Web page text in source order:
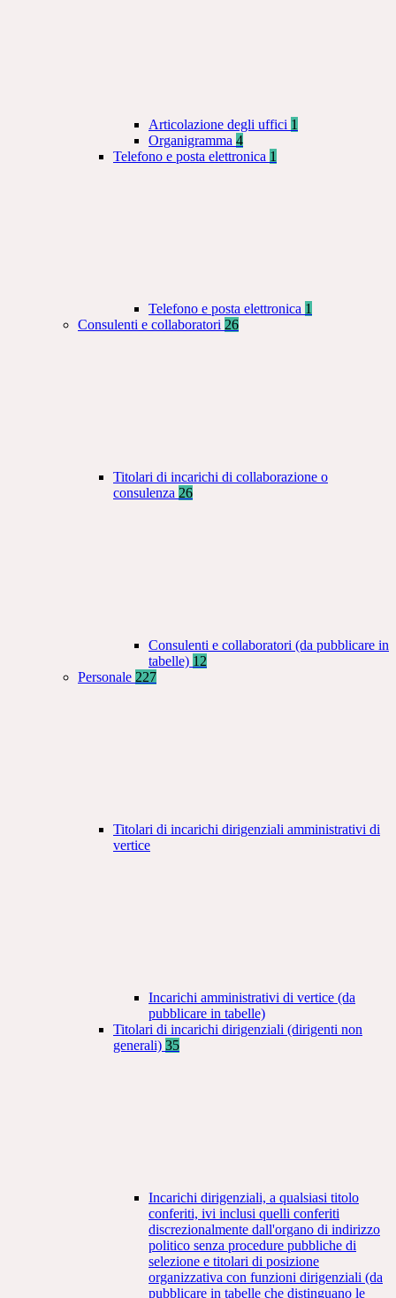
Articolazione degli uffici 1
Organigramma 4
Telefono e posta elettronica 1
Telefono e posta elettronica 1
Consulenti e collaboratori 26
Titolari di incarichi di collaborazione o
consulenza 26
Consulenti e collaboratori (da pubblicare in
tabelle) 12
Personale 227
Titolari di incarichi dirigenziali amministrativi di
vertice
Incarichi amministrativi di vertice (da
pubblicare in tabelle)
Titolari di incarichi dirigenziali (dirigenti non
generali) 35
Incarichi dirigenziali, a qualsiasi titolo
conferiti, ivi inclusi quelli conferiti
discrezionalmente dall'organo di indirizzo
politico senza procedure pubbliche di
selezione e titolari di posizione
organizzativa con funzioni dirigenziali (da
pubblicare in tabelle che distinguano le